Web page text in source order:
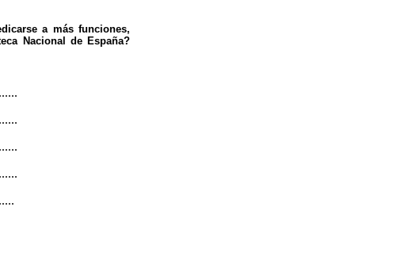
a más funciones,
Nacional de España?